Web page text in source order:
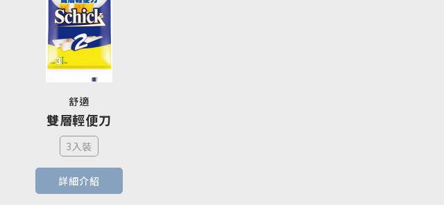
舒適
雙層輕便刀
3入裝
詳細介紹